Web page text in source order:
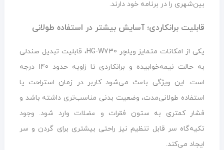
بین‌شهری را در برنامه خود دارند.
قابلیت برانکاردی؛ آسایش بیشتر در استفاده طولانی
یکی از امکانات متمایز ویلچر HG-W730، قابلیت تبدیل صندلی
به حالت نیمه‌خوابیده و برانکاردی تا زاویه حدود 140 درجه
است. این ویژگی باعث می‌شود کاربر در زمان استراحت یا
استفاده طولانی‌مدت، وضعیت بدنی مناسب‌تری داشته باشد و
فشار کمتری به ستون فقرات و عضلات وارد شود. وجود
تکیه‌گاه سر قابل تنظیم نیز راحتی بیشتری برای گردن و سر
ایجاد می‌کند.